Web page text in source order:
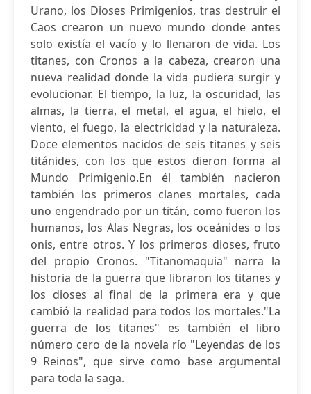
Urano, los Dioses Primigenios, tras destruir el
Caos crearon un nuevo mundo donde antes
solo existía el vacío y lo llenaron de vida. Los
titanes, con Cronos a la cabeza, crearon una
nueva realidad donde la vida pudiera surgir y
evolucionar. El tiempo, la luz, la oscuridad, las
almas, la tierra, el metal, el agua, el hielo, el
viento, el fuego, la electricidad y la naturaleza.
Doce elementos nacidos de seis titanes y seis
titánides, con los que estos dieron forma al
Mundo Primigenio.En él también nacieron
también los primeros clanes mortales, cada
uno engendrado por un titán, como fueron los
humanos, los Alas Negras, los oceánides o los
onis, entre otros. Y los primeros dioses, fruto
del propio Cronos. "Titanomaquia" narra la
historia de la guerra que libraron los titanes y
los dioses al final de la primera era y que
cambió la realidad para todos los mortales."La
guerra de los titanes" es también el libro
número cero de la novela río "Leyendas de los
9 Reinos", que sirve como base argumental
para toda la saga.